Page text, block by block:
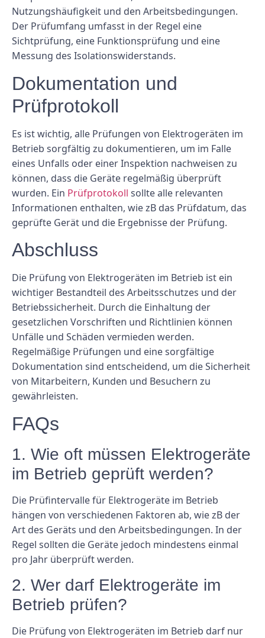
Nutzungshäufigkeit und den Arbeitsbedingungen.
Der Prüfumfang umfasst in der Regel eine
Sichtprüfung, eine Funktionsprüfung und eine
Messung des Isolationswiderstands.
Dokumentation und
Prüfprotokoll
Es ist wichtig, alle Prüfungen von Elektrogeräten im
Betrieb sorgfältig zu dokumentieren, um im Falle
eines Unfalls oder einer Inspektion nachweisen zu
können, dass die Geräte regelmäßig überprüft
wurden. Ein Prüfprotokoll sollte alle relevanten
Informationen enthalten, wie zB das Prüfdatum, das
geprüfte Gerät und die Ergebnisse der Prüfung.
Abschluss
Die Prüfung von Elektrogeräten im Betrieb ist ein
wichtiger Bestandteil des Arbeitsschutzes und der
Betriebssicherheit. Durch die Einhaltung der
gesetzlichen Vorschriften und Richtlinien können
Unfälle und Schäden vermieden werden.
Regelmäßige Prüfungen und eine sorgfältige
Dokumentation sind entscheidend, um die Sicherheit
von Mitarbeitern, Kunden und Besuchern zu
gewährleisten.
FAQs
1. Wie oft müssen Elektrogeräte
im Betrieb geprüft werden?
Die Prüfintervalle für Elektrogeräte im Betrieb
hängen von verschiedenen Faktoren ab, wie zB der
Art des Geräts und den Arbeitsbedingungen. In der
Regel sollten die Geräte jedoch mindestens einmal
pro Jahr überprüft werden.
2. Wer darf Elektrogeräte im
Betrieb prüfen?
Die Prüfung von Elektrogeräten im Betrieb darf nur